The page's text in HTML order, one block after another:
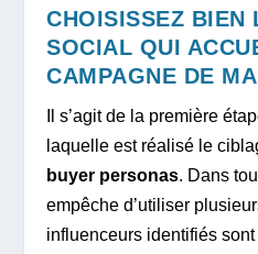
CHOISISSEZ BIEN
SOCIAL QUI
CAMPAGNE DE
Il s’agit de la première
laquelle est réalisé le
buyer personas. Dans
empêche d’utiliser
influenceurs identifiés